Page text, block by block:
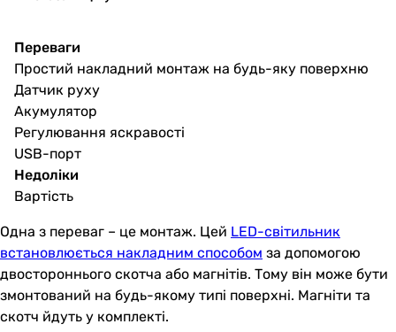
Переваги
Простий накладний монтаж на будь-яку поверхню
Датчик руху
Акумулятор
Регулювання яскравості
USB-порт
Недоліки
Вартість
Одна з переваг – це монтаж. Цей LED-світильник
встановлюється накладним способом за допомогою
двостороннього скотча або магнітів. Тому він може бути
змонтований на будь-якому типі поверхні. Магніти та
скотч йдуть у комплекті.